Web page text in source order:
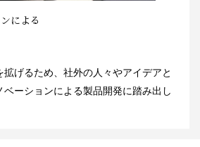
による
げるため、社外の人々やアイデアと
ーションによる製品開発に踏み出し